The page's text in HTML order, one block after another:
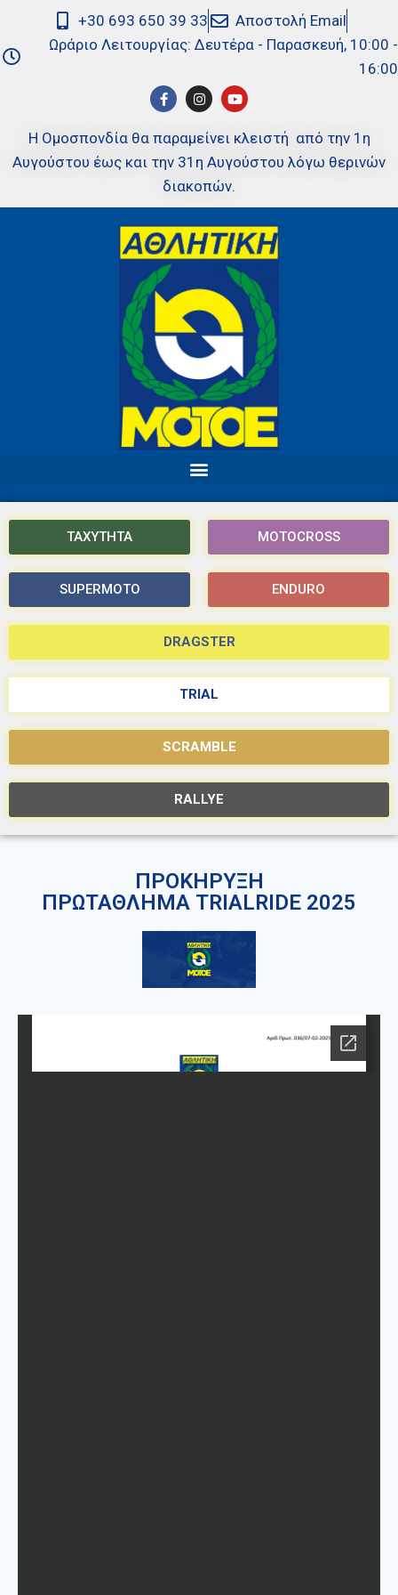
+30 693 650 39 33
Αποστολή Email
Ωράριο Λειτουργίας: Δευτέρα - Παρασκευή, 10:00 -
16:00
Η Ομοσπονδία θα παραμείνει κλειστή από την 1η
Αυγούστου έως και την 31η Αυγούστου λόγω θερινών
διακοπών.
ΤΑΧΥΤΗΤΑ MOTOCROSS
SUPERMOTO ENDURO
DRAGSTER
TRIAL
SCRAMBLE
RALLYE
ΠΡΟΚΗΡΥΞΗ
ΠΡΩΤΑΘΛΗΜΑ TRIALRIDE 2025